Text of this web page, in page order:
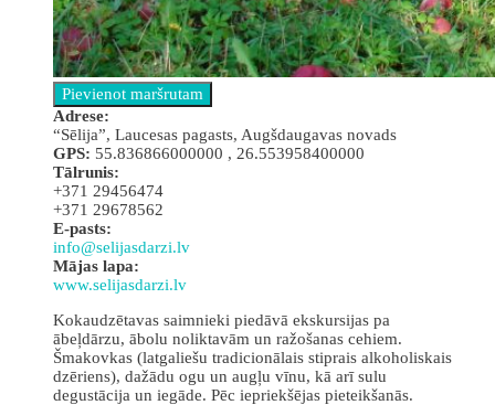
Аdrese:
“Sēlija”, Laucesas pagasts, Augšdaugavas novads
GPS: 55.836866000000 , 26.553958400000
Tālrunis:
+371 29456474
+371 29678562
E-pasts:
info@selijasdarzi.lv
Mājas lapa:
www.selijasdarzi.lv
Kokaudzētavas saimnieki piedāvā ekskursijas pa
ābeļdārzu, ābolu noliktavām un ražošanas cehiem.
Šmakovkas (latgaliešu tradicionālais stiprais alkoholiskais
dzēriens), dažādu ogu un augļu vīnu, kā arī sulu
degustācija un iegāde. Pēc iepriekšējas pieteikšanās.